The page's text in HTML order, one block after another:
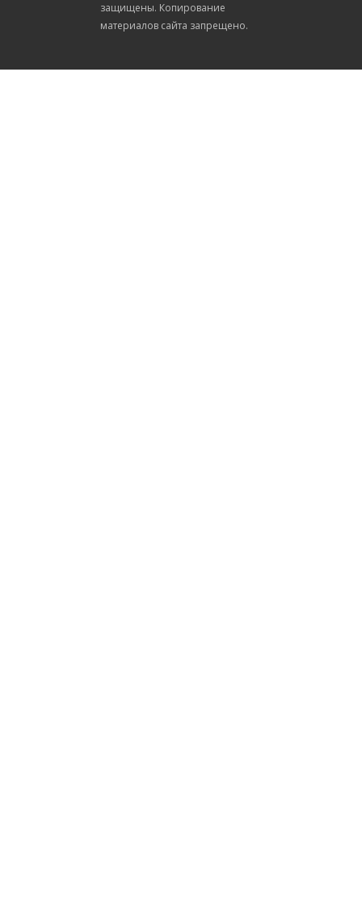
защищены. Копирование
материалов сайта запрещено.